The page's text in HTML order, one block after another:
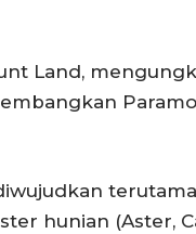
Land,
hunian (Aster,